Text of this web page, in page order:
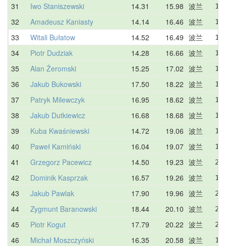
31 Iwo Staniszewski 14.31 15.98 波兰
32 Amadeusz Kaniasty 14.14 16.46 波兰
33 Witali Bułatow 14.52 16.49 波兰
34 Piotr Dudziak 14.28 16.66 波兰
35 Alan Żeromski 15.25 17.02 波兰
36 Jakub Bukowski 17.50 18.22 波兰
37 Patryk Milewczyk 16.95 18.62 波兰
38 Jakub Dutkiewicz 16.68 18.68 波兰
39 Kuba Kwaśniewski 14.72 19.06 波兰
40 Paweł Kamiński 16.04 19.07 波兰
41 Grzegorz Pacewicz 14.50 19.23 波兰
42 Dominik Kasprzak 16.57 19.26 波兰
43 Jakub Pawlak 17.90 19.96 波兰
44 Zygmunt Baranowski 18.44 20.10 波兰
45 Piotr Kogut 17.79 20.22 波兰
46 Michał Moszczyński 16.35 20.58 波兰